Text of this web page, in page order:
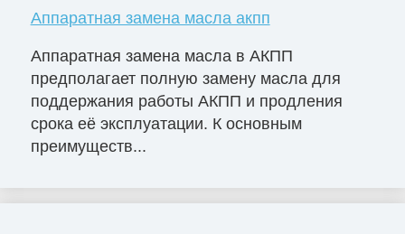
Аппаратная замена масла акпп
Аппаратная замена масла в АКПП
предполагает полную замену масла для
поддержания работы АКПП и продления
срока её эксплуатации. К основным
преимуществ...